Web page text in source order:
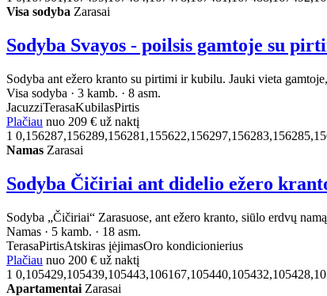
Visa sodyba Zarasai
Sodyba Svayos - poilsis gamtoje su
Sodyba ant ežero kranto su pirtimi ir kubilu. Jauki vieta
Visa sodyba · 3 kamb. · 8 asm.
JacuzziTerasaKubilasPirtis
Plačiau nuo 209 € už naktį
1
Namas Zarasai
Sodyba Čičiriai ant didelio ežero
Sodyba „Čičiriai“ Zarasuose, ant ežero kranto, siūlo erdvų
Namas · 5 kamb. · 18 asm.
TerasaPirtisAtskiras įėjimasOro kondicionierius
Plačiau nuo 200 € už naktį
1
Apartamentai Zarasai